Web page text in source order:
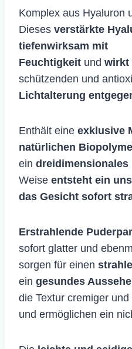
Komplex aus Hyaluron
Dieses verstärkte
tiefenwirksam mit
Feuchtigkeit und wirkt
schützenden und
Lichtalterung
Enthält eine exklusive
natürlichen
ein dreidimensionales
Weise entsteht ein
das Gesicht sofort
Erstrahlende
sofort glatter und
sorgen für einen
ein gesundes
die Textur cremiger
und ermöglichen ein